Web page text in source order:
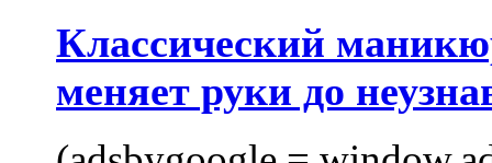
Классический
меняет руки до